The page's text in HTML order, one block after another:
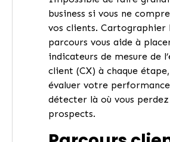
business si vous ne
vos clients. Cartographier
parcours vous aide à
indicateurs de mesure de
client (CX) à chaque
évaluer votre
détecter là où vous perdez
prospects.